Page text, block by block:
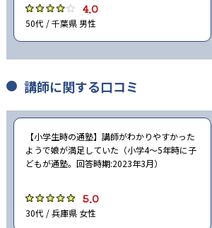
専修大学 京都産業大学
※合格年の明記はなし
他、多数合格、実績は累計
4.0
50代 / 千葉県 男性
講師に関する口コミ
【小学生時の通塾】講師がわかりやすかった
ようで娘が満足していた（小学4〜5年時に子
どもが通塾。回答時期:2023年3月）
5.0
30代 / 兵庫県 女性